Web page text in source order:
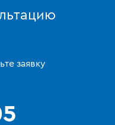
заявку